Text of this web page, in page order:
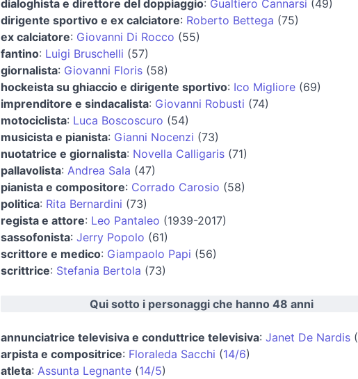
dialoghista e direttore del doppiaggio: Gualtiero Cannarsi (49)
dirigente sportivo e ex calciatore: Roberto Bettega (75)
ex calciatore: Giovanni Di Rocco (55)
fantino: Luigi Bruschelli (57)
giornalista: Giovanni Floris(58)
hockeista su ghiaccio e dirigente sportivo: Ico Migliore(69)
imprenditore e sindacalista: Giovanni Robusti (74)
motociclista: Luca Boscoscuro (54)
musicista e pianista: Gianni Nocenzi (73)
nuotatrice e giornalista: Novella Calligaris(71)
pallavolista: Andrea Sala (47)
pianista e compositore: Corrado Carosio (58)
politica: Rita Bernardini (73)
regista e attore: Leo Pantaleo (1939-2017)
sassofonista: Jerry Popolo (61)
scrittore e medico: Giampaolo Papi (56)
scrittrice: Stefania Bertola (73)
Qui sotto i personaggi che hanno 48 anni
annunciatrice televisiva e conduttrice televisiva: Janet De Nardis(
arpista e compositrice: Floraleda Sacchi (14/6)
atleta: Assunta Legnante(14/5)